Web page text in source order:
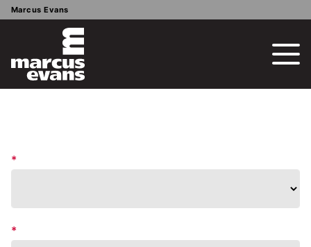
Marcus Evans
*
*